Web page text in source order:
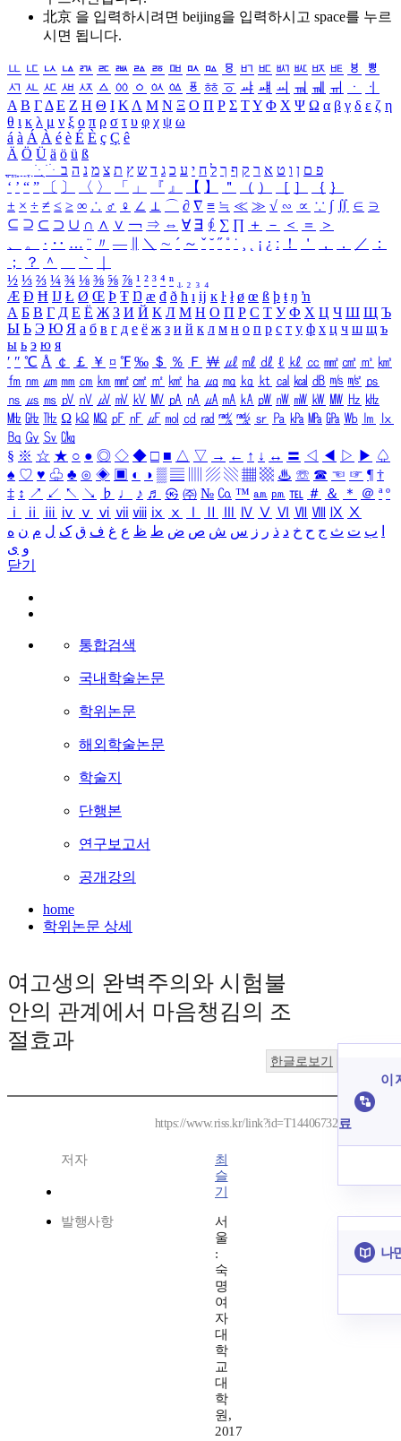
北京 을 입력하시려면 beijing을 입력하시고 space를 누르
시면 됩니다.
ㅥ ㅦ ㅧ ㅨ ㅩ ㅪ ㅫ ㅬ ㅭ ㅮ ㅯ ㅰ ㅱ ㅲ ㅳ ㅴ ㅵ ㅶ ㅷ ㅸ
ㅹ
ㅺ ㅻ ㅼ ㅽ ㅾ ㅿ ㆀ ㆁ ㆂ ㆃ ㆄ ㆅ ㆆ ㆇ ㆈ ㆉ ㆊ ㆋ ㆌ ㆍ
ㆎ
Α Β ΓΔ Ε Ζ Η Θ Ι ΚΛ Μ Ν Ξ Ο Π Ρ Σ ΤΥ Φ Χ Ψ Ω α β γ δ ε ζ η
θ ι κ λ μ ν ξ ο π ρ σ τ υ φ χ ψ ω
á à Á À é è É È ç Ç ê
Ä Ö Ü ä ö ü ß
ִֶֹ ֻּ ׁׂ פ ם ן ו ט א ר ק ף ך ל ח י ע כ ג ד ש ץ ת צ מ נ ה ב
‘ ’ “ ” 〔 〕 〈 〉 「 」 『 』 【 】 ＂ （ ） ［ ］ ｛ ｝
± × ÷ ≠ ≤ ≥ ∞ ∴ ♂ ♀ ∠ ⊥ ⌒ ∂ ∇ ≡ ≒ ≪ ≫ √ ∽ ∝ ∵ ∫ ∬ ∈ ∋
⊆ ⊇ ⊂ ⊃ ∪ ∩ ∧ ∨ ￢ ⇒ ⇔ ∀ ∃ ∮ ∑ ∏ ＋ － ＜ ＝
＞
、
。 · ‥ … ¨ 〃 ― ＼ ∼ ´ ～ ˇ ˘ ˝ ˚ ˙ ¸ ¡ ¿ ː ！ ＇ ， ． ／
：
；
？ ＾ ｀
½ ⅓ ⅔ ¼ ¾ ⅛ ⅜ ⅝ ⅞ ¹ ² ³ ⁴ ⁿ ₁ ₂ ₃ ₄
Æ Ð Ħ Ĳ Ł Ø Œ Þ Ŧ Ŋ æ đ ð ħ ı ĳ ĸ ŀ ł ø œ ß þ ŧ ŋ ŉ
А Б В Г Д Е Ё Ж З И Й К Л М Н О П Р С Т У Ф Х Ц Ч Ш Щ Ъ
Ы Ь Э Ю Я а б в г д е ё ж з и й к л м н о п р с т у ф х ц ч ш щ ъ
ы ь э ю я
′ ″ ℃ Å ￠ ￡ ￥ ¤ ℉ ‰ ＄ ％ Ｆ ￦ ㎕ ㎖ ㎗ ℓ ㎘ ㏄ ㎣ ㎤ ㎥ ㎦
㎙ ㎚ ㎛ ㎜ ㎝ ㎞ ㎟ ㎠ ㎡ ㎢ ㏊ ㎍ ㎎ ㎏ ㏏ ㎈ ㎉ ㏈ ㎧ ㎨ ㎰
㎱ ㎲ ㎳ ㎴ ㎵ ㎶ ㎷ ㎸ ㎹ ㎀ ㎁ ㎂ ㎃ ㎄ ㎺ ㎻ ㎽ ㎾ ㎿ ㎐ ㎑
㎒ ㎓ ㎔ Ω ㏀ ㏁ ㎊ ㎋ ㎌ ㏖ ㏅ ㎭ ㎮ ㎯ ㏛ ㎩ ㎪ ㎫ ㎬ ㏝ ㏐
㏓
㏃ ㏉ ㏜ ㏆
§ ※ ☆ ★ ○ ● ◎ ◇ ◆ □ ■ △ ▽ → ← ↑ ↓ ↔ 〓 ◁ ◀ ▷ ▶ ♤
♠ ♡ ♥ ♧ ♣ ⊙ ◈ ▣ ◐ ◑ ▒ ▤ ▨ ▧ ▦ ▩ ♨ ☏ ☎ ☜ ☞ ¶ †
‡ ↕ ↗ ↙ ↖ ↘ ♭ ♩ ♪ ♬ ㉿ ㈜ № ㏇ ™ ㏂ ㏘ ℡ ＃ ＆ ＊ ＠ ª º
ⅰ
ⅱ ⅲ ⅳ ⅴ ⅵ ⅶ ⅷ ⅸ ⅹ Ⅳ Ⅴ Ⅵ Ⅶ Ⅷ Ⅸ Ⅹ
ب ت ث ج ح خ د ذ ر ز س ش ص ض ط ظ ع غ ف ق ک ل م ن ه
و ی
닫기
통합검색
국내학술논문
학위논문
해외학술논문
학술지
단행본
연구보고서
공개강의
home
학위논문 상세
여고생의 완벽주의와 시험불
안의 관계에서 마음챙김의 조
절효과
한글로보기
https://www.riss.kr/link?id=T14406732
저자
최
슬
기
발행사항
서
울
:
숙
명
여
자
대
학
교
대
학
원,
2017
이
료
나